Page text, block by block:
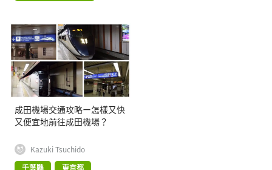
成田機場交通攻略ー怎樣又快
又便宜地前往成田機場？
Kazuki Tsuchido
千葉縣
東京都